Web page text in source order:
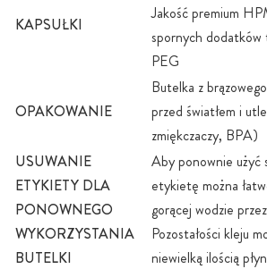
KAPSUŁKI
Jakość premium
spornych dodatków
PEG
OPAKOWANIE
Butelka z
przed światłem i
zmiękczaczy, BPA)
USUWANIE
ETYKIETY DLA
PONOWNEGO
WYKORZYSTANIA
BUTELKI
Aby ponownie użyć
etykietę można
gorącej wodzie
Pozostałości kleju
niewielką ilością